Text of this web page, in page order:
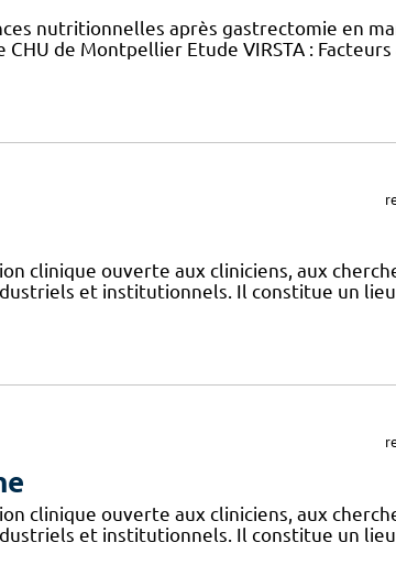
nutritionnelles après gastrectomie en
de Montpellier Etude VIRSTA : Facteurs
clinique ouverte aux cliniciens, aux
et institutionnels. Il constitue un
clinique ouverte aux cliniciens, aux
et institutionnels. Il constitue un